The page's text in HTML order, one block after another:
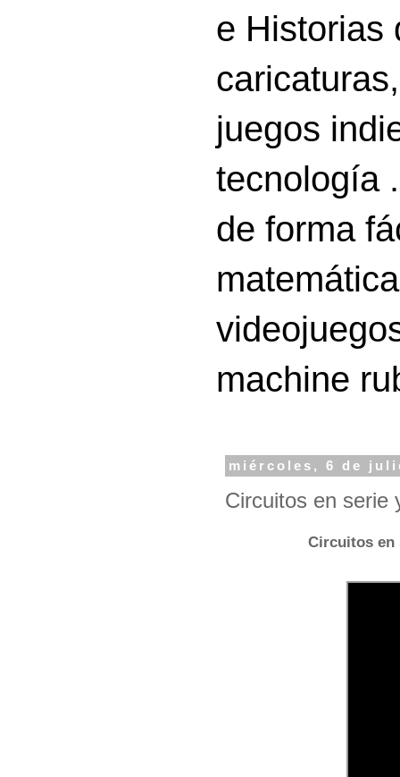
e Historias
juegos
tecnología
de forma
machine
miércoles, 6 de
Circuitos en serie
Circuitos en